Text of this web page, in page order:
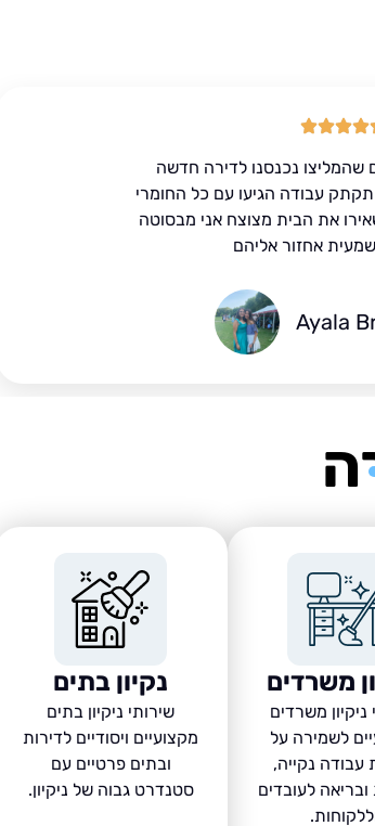
שהמליצו נכנסנו לדירה חדשה
עבודה הגיעו עם כל החומרי
את הבית מצוצח אני מבסוטה
אחזור אליהם
Ayala
משרדים
ניקיון משרדים
לשמירה על
עבודה נקייה,
לעובדים
נקיון בתים
שירותי ניקיון בתים
מקצועיים ויסודיים לדירות
ובתים פרטיים עם
סטנדרט גבוה של ניקיון.